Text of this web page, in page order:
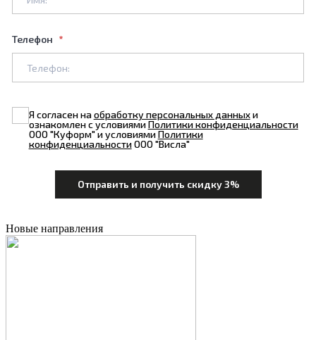
Телефон
Я согласен наобработку персональных данныхи
ознакомлен с условиямиПолитики конфиденциальности
ООО "Куформ" и условиямиПолитики
конфиденциальностиООО "Висла"
Новые направления